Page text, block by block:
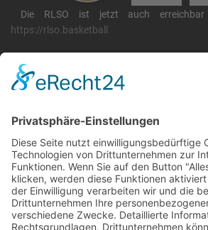
Die RLSO ist jetzt auch
https://rlso.basketball
RLSO Minikalender
August